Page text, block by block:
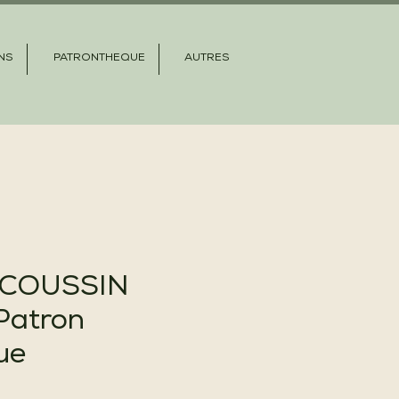
PATRONTHEQUE AUTRES